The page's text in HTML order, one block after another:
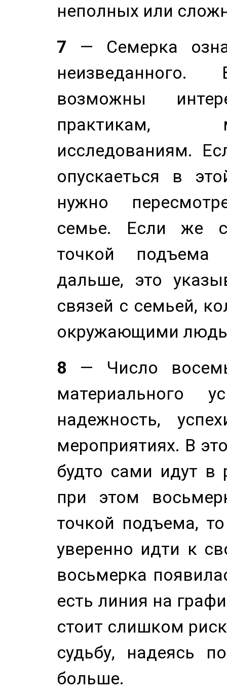
неполных или
7 — Семерка
возможны
практикам,
исследованиям.
опускаеться в
нужно
семье. Если же
точкой
дальше, это
связей с семьей,
окружающими
8 — Число
материального
надежность,
мероприятиях. В
будто сами идут в
при этом
точкой подъема,
уверенно идти к
восьмерка
есть линия на
стоит слишком
судьбу, надеясь
больше.